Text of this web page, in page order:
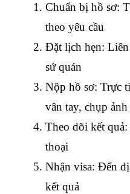
Chuẩn bị hồ sơ:
theo yêu cầu
Đặt lịch hẹn: Liên
sứ quán
Nộp hồ sơ: Trực
vân tay, chụp ảnh
Theo dõi kết
thoại
Nhận visa: Đến
kết quả